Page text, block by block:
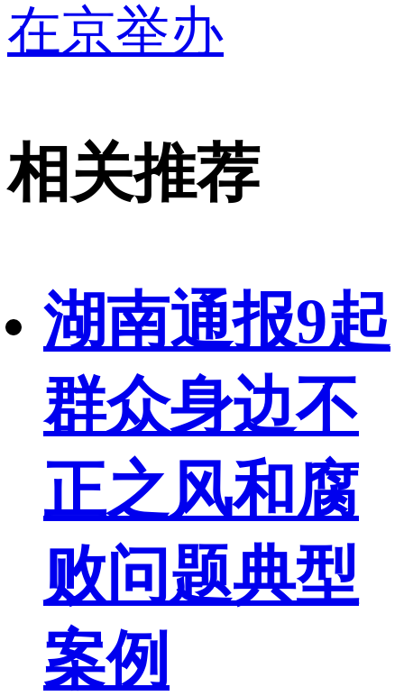
在京举办
相关推荐
湖南通报9起
群众身边不
正之风和腐
败问题典型
案例